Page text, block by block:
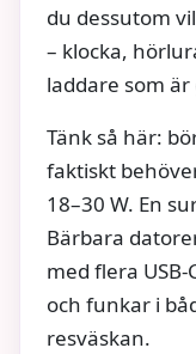
du dessutom
– klocka,
laddare som
Tänk så här:
faktiskt
18–30 W. En
Bärbara
med flera
och funkar i
resväskan.